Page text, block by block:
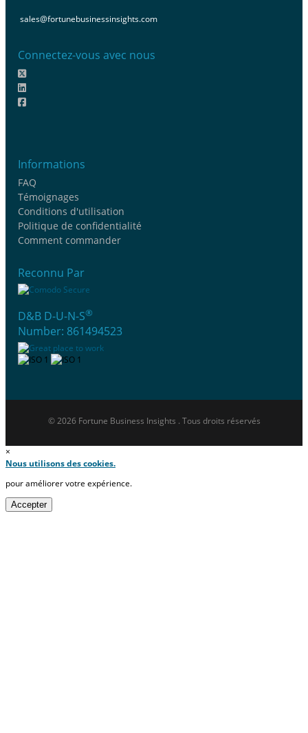
sales@fortunebusinessinsights.com
Connectez-vous avec nous
Informations
FAQ
Témoignages
Conditions d'utilisation
Politique de confidentialité
Comment commander
Reconnu Par
D&B D-U-N-S®
Number: 861494523
© 2026 Fortune Business Insights . Tous droits réservés
×
Nous utilisons des cookies.
pour améliorer votre expérience.
Accepter